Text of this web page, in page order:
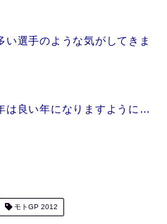
選手のような気がしてきま
は良い年になりますように…
モトGP 2012